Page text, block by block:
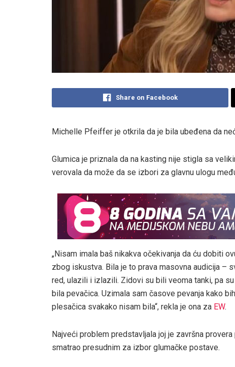
Share on Facebook
Michelle Pfeiffer je otkrila da je bila ubeđena da
Glumica je priznala da na kasting nije stigla sa
verovala da može da se izbori za glavnu ulogu
„Nisam imala baš nikakva očekivanja da ću dobiti
zbog iskustva. Bila je to prava masovna audicija –
red, ulazili i izlazili. Zidovi su bili veoma tanki, pa
bila pevačica. Uzimala sam časove pevanja kako
plesačica svakako nisam bila“, rekla je ona za EW.
Najveći problem predstavljala joj je završna
smatrao presudnim za izbor glumačke postave.